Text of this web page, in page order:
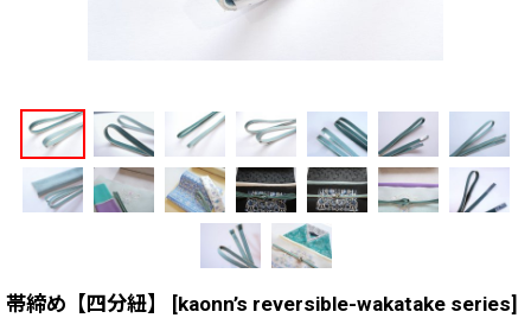
帯締め【四分紐】 [kaonn’s reversible-wakatake series]